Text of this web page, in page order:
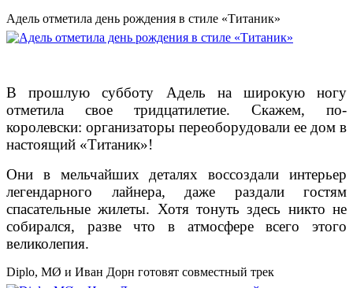
Адель отметила день рождения в стиле «Титаник»
В прошлую субботу Адель на широкую ногу
отметила свое тридцатилетие. Скажем, по-
королевски: организаторы переоборудовали ее дом в
настоящий «Титаник»!
Они в мельчайших деталях воссоздали интерьер
легендарного лайнера, даже раздали гостям
спасательные жилеты. Хотя тонуть здесь никто не
собирался, разве что в атмосфере всего этого
великолепия.
Diplo, MØ и Иван Дорн готовят совместный трек